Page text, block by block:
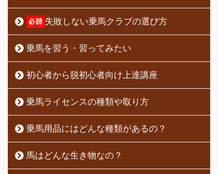
失敗しない乗馬クラブの選び方
乗馬を習う・習ってみたい
初心者から脱初心者向け上達講座
乗馬ライセンスの種類や取り方
乗馬用品にはどんな種類があるの？
馬はどんな生き物なの？